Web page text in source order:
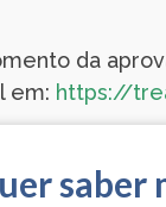
da
em: https://
saber